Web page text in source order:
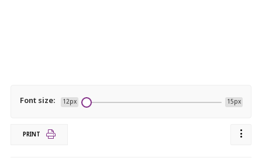
Font size: 12px 15px
PRINT